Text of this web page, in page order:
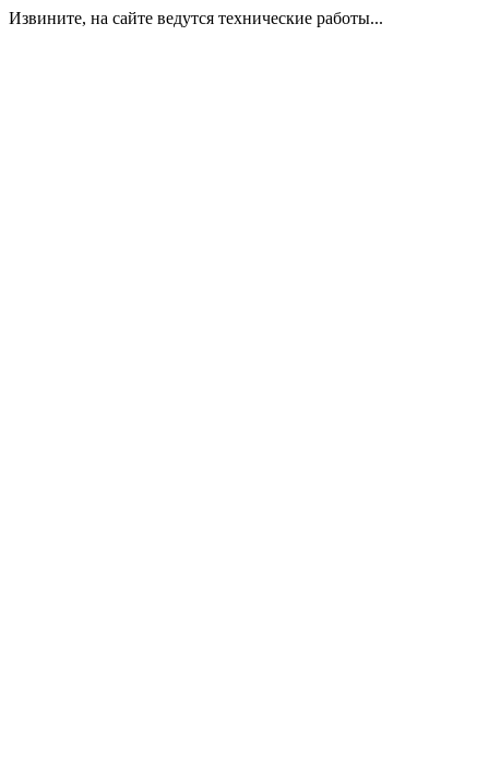
Извините, на сайте ведутся технические работы...